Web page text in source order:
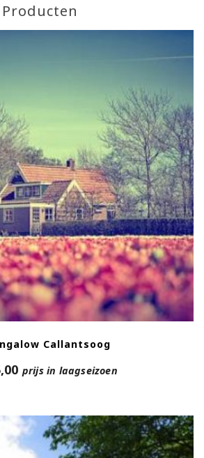
Callantsoog
prijs in laagseizoen